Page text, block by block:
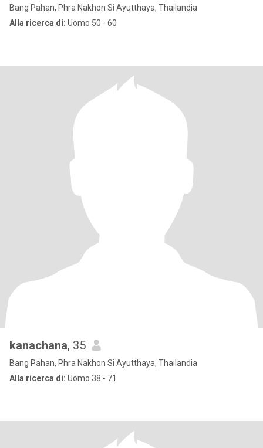
Bang Pahan, Phra Nakhon Si Ayutthaya, Thailandia
Alla ricerca di: Uomo 50 - 60
kanachana, 35
Bang Pahan, Phra Nakhon Si Ayutthaya, Thailandia
Alla ricerca di: Uomo 38 - 71